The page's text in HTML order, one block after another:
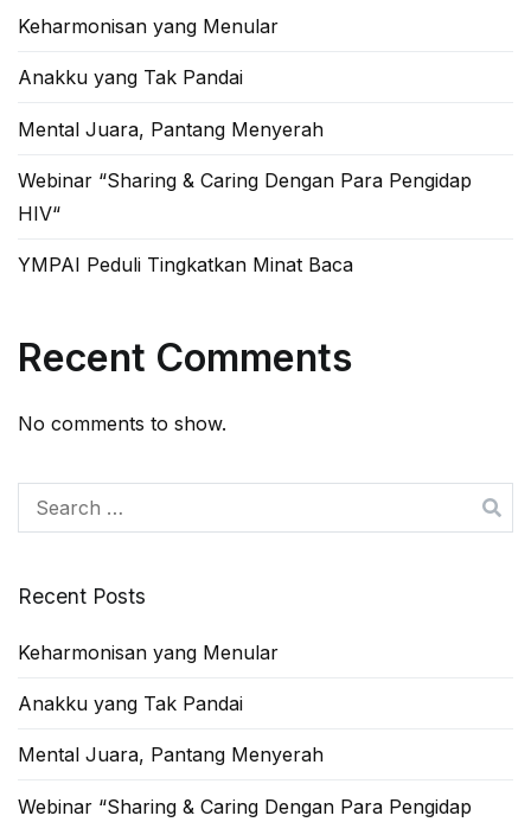
Keharmonisan yang Menular
Anakku yang Tak Pandai
Mental Juara, Pantang Menyerah
Webinar “Sharing & Caring Dengan Para Pengidap
HIV“
YMPAI Peduli Tingkatkan Minat Baca
Recent Comments
No comments to show.
Search
for:
Recent Posts
Keharmonisan yang Menular
Anakku yang Tak Pandai
Mental Juara, Pantang Menyerah
Webinar “Sharing & Caring Dengan Para Pengidap